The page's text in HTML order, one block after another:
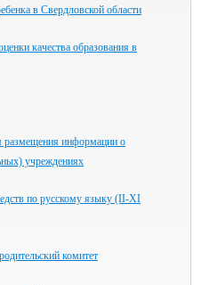
в Свердловской области
качества образования в
информации о
учреждениях
по русскому языку (II-XI
комитет